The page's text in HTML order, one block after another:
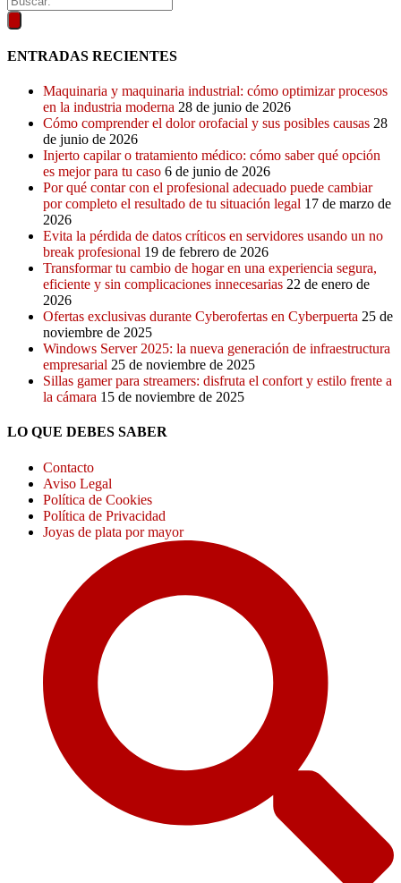
ENTRADAS RECIENTES
Maquinaria y maquinaria industrial: cómo optimizar procesos
en la industria moderna 28 de junio de 2026
Cómo comprender el dolor orofacial y sus posibles causas 28
de junio de 2026
Injerto capilar o tratamiento médico: cómo saber qué opción
es mejor para tu caso 6 de junio de 2026
Por qué contar con el profesional adecuado puede cambiar
por completo el resultado de tu situación legal 17 de marzo de
2026
Evita la pérdida de datos críticos en servidores usando un no
break profesional 19 de febrero de 2026
Transformar tu cambio de hogar en una experiencia segura,
eficiente y sin complicaciones innecesarias 22 de enero de
2026
Ofertas exclusivas durante Cyberofertas en Cyberpuerta 25 de
noviembre de 2025
Windows Server 2025: la nueva generación de infraestructura
empresarial 25 de noviembre de 2025
Sillas gamer para streamers: disfruta el confort y estilo frente a
la cámara 15 de noviembre de 2025
LO QUE DEBES SABER
Contacto
Aviso Legal
Política de Cookies
Política de Privacidad
Joyas de plata por mayor